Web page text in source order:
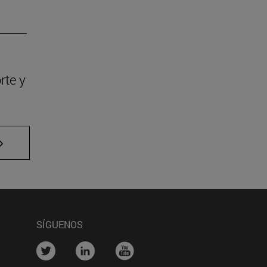
y
para desplazarse.
SÍGUENOS
.... .... ....